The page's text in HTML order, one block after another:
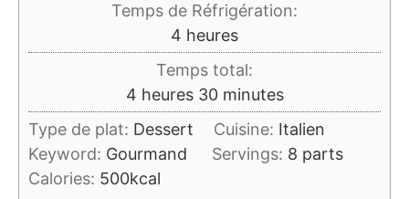
Temps de Réfrigération:
4 heures
heures
Temps total:
4heures
heures 30minutes
minutes
Type de plat: Dessert Cuisine: Italien
Keyword: Gourmand Servings: 8 parts
Calories: 500kcal